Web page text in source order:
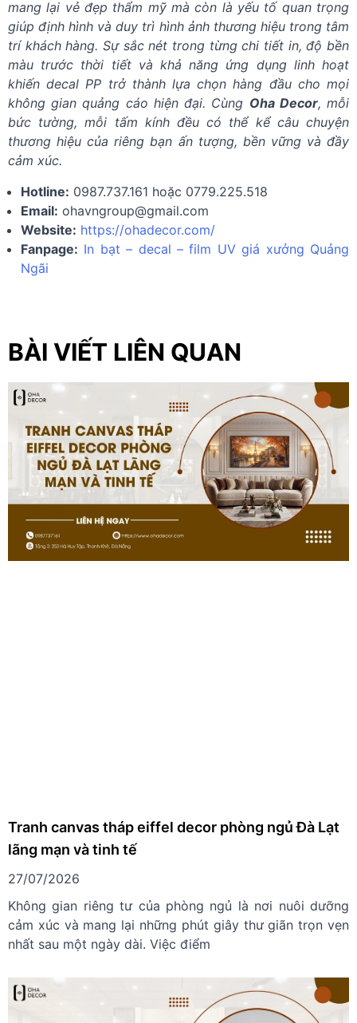
mang lại vẻ đẹp thẩm mỹ mà còn là yếu tố quan trọng
giúp định hình và duy trì hình ảnh thương hiệu trong tâm
trí khách hàng. Sự sắc nét trong từng chi tiết in, độ bền
màu trước thời tiết và khả năng ứng dụng linh hoạt
khiến decal PP trở thành lựa chọn hàng đầu cho mọi
không gian quảng cáo hiện đại. Cùng Oha Decor, mỗi
bức tường, mỗi tấm kính đều có thể kể câu chuyện
thương hiệu của riêng bạn ấn tượng, bền vững và đầy
cảm xúc.
Hotline: 0987.737.161 hoặc 0779.225.518
Email: ohavngroup@gmail.com
Website: https://ohadecor.com/
Fanpage: In bạt – decal – film UV giá xưởng Quảng
Ngãi
BÀI VIẾT LIÊN QUAN
Tranh canvas tháp eiffel decor phòng ngủ Đà Lạt
lãng mạn và tinh tế
27/07/2026
Không gian riêng tư của phòng ngủ là nơi nuôi dưỡng
cảm xúc và mang lại những phút giây thư giãn trọn vẹn
nhất sau một ngày dài. Việc điểm